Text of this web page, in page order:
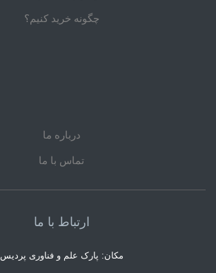
چگونه خرید کنیم؟
درباره ما
تماس با ما
ارتباط با ما
مکان: پارک علم و فناوری پردیس